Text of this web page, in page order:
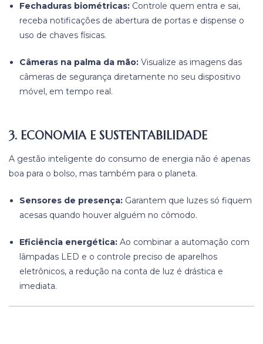
Fechaduras biométricas: Controle quem entra e sai,
receba notificações de abertura de portas e dispense o
uso de chaves físicas.
Câmeras na palma da mão: Visualize as imagens das
câmeras de segurança diretamente no seu dispositivo
móvel, em tempo real.
3. ECONOMIA E SUSTENTABILIDADE
A gestão inteligente do consumo de energia não é apenas
boa para o bolso, mas também para o planeta.
Sensores de presença: Garantem que luzes só fiquem
acesas quando houver alguém no cômodo.
Eficiência energética: Ao combinar a automação com
lâmpadas LED e o controle preciso de aparelhos
eletrônicos, a redução na conta de luz é drástica e
imediata.